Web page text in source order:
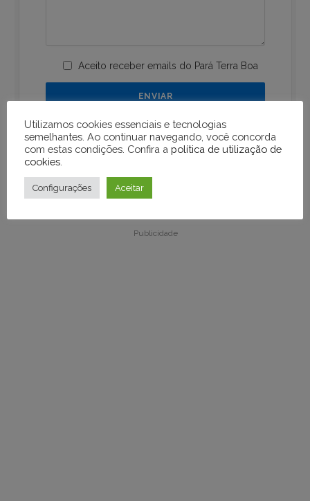
Aceito receber emails do Pará Terra Boa
Publicidade
Publicidade
Utilizamos cookies essenciais e tecnologias
semelhantes. Ao continuar navegando, você concorda
com estas condições. Confira a política de utilização de
cookies
Configurações Aceitar